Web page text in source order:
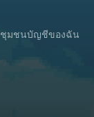
ชุมชนบัญชีของฉัน